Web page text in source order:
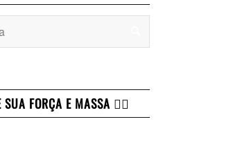
FORÇA E MASSA 👇🏻